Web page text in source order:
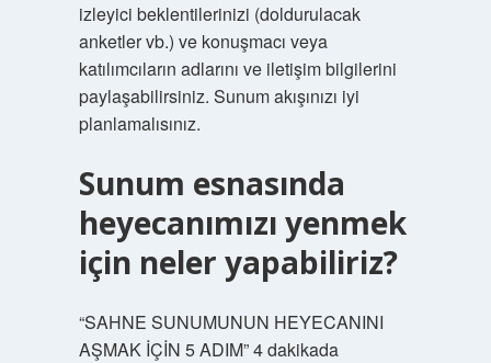
izleyici beklentilerinizi (doldurulacak
anketler vb.) ve konuşmacı veya
katılımcıların adlarını ve iletişim bilgilerini
paylaşabilirsiniz. Sunum akışınızı iyi
planlamalısınız.
Sunum esnasında
heyecanımızı yenmek
için neler yapabiliriz?
“SAHNE SUNUMUNUN HEYECANINI
AŞMAK İÇİN 5 ADIM” 4 dakikada